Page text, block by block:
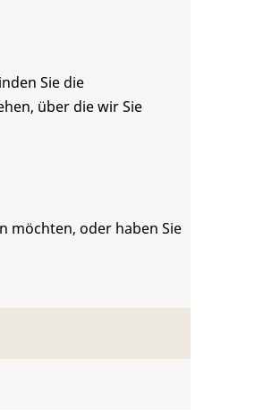
Sie die
über die wir Sie
möchten, oder haben Sie